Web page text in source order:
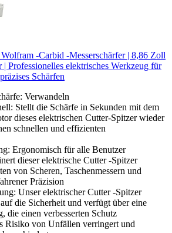
-Carbid -Messerschärfer | 8,86 Zoll
| Professionelles elektrisches Werkzeug für
Schärfen
Verwandeln
Stellt die Schärfe in Sekunden mit dem
dieses elektrischen Cutter-Spitzer wieder
schnellen und effizienten
Ergonomisch für alle Benutzer
dieser elektrische Cutter -Spitzer
von Scheren, Taschenmessern und
Präzision
Unser elektrischer Cutter -Spitzer
die Sicherheit und verfügt über eine
die einen verbesserten Schutz
Risiko von Unfällen verringert und